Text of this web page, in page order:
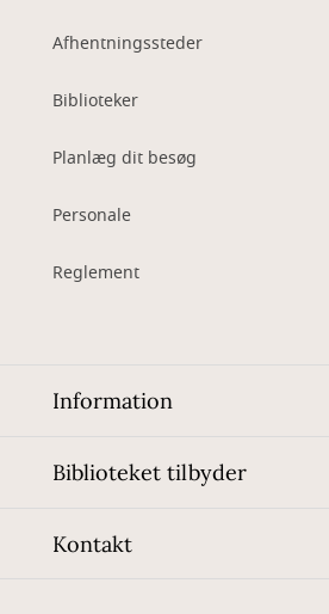
Afhentningssteder
Biblioteker
Planlæg dit besøg
Personale
Reglement
Information
Biblioteket tilbyder
Kontakt